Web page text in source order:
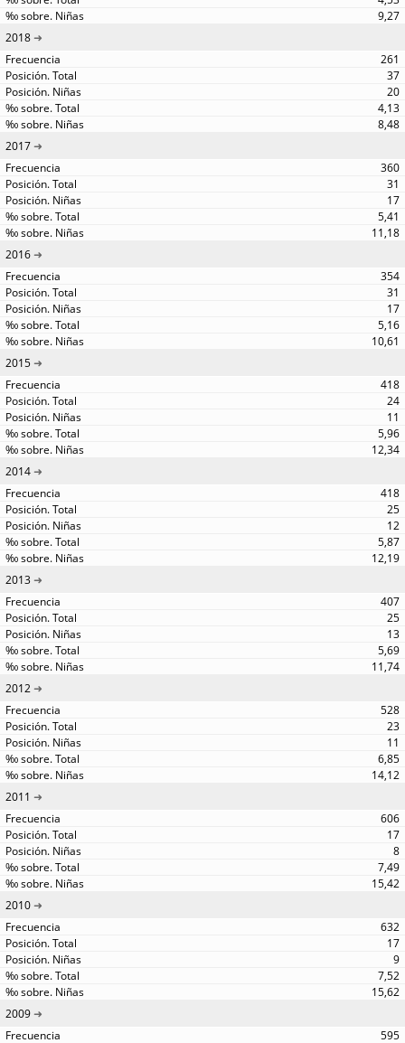
9,27
2018
261
37
20
4,13
8,48
2017
360
31
17
5,41
11,18
2016
354
31
17
5,16
10,61
2015
418
24
11
5,96
12,34
2014
418
25
12
5,87
12,19
2013
407
25
13
5,69
11,74
2012
528
23
11
6,85
14,12
2011
606
17
8
7,49
15,42
2010
632
17
9
7,52
15,62
2009
595